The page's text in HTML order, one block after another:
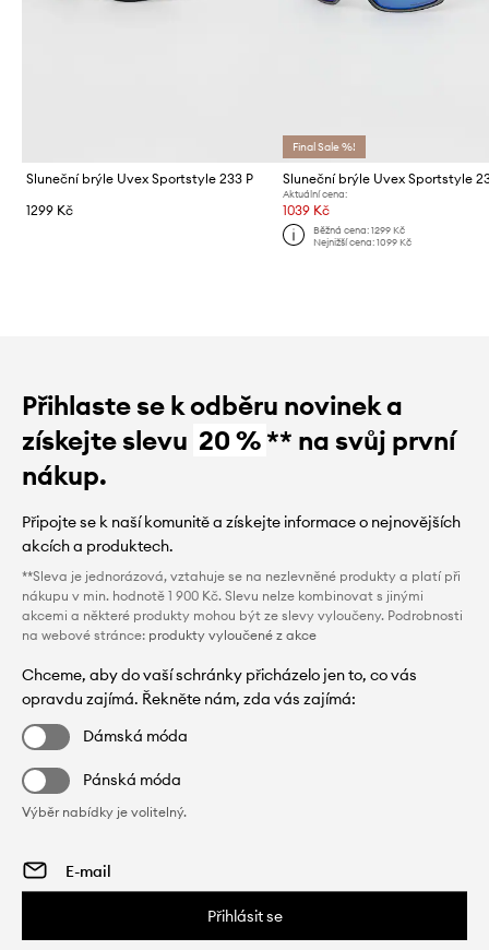
Sluneční brýle Uvex Sportstyle 233 P
1299 Kč
Final Sale %!
Sluneční brýle Uvex Sportstyle
Aktuální cena:
1039 Kč
Běžná cena: 1299 Kč
Nejnižší cena: 1099 Kč
Přihlaste se k odběru novinek a
získejte slevu 20 %** na svůj první
nákup.
Připojte se k naší komunitě a získejte informace o nejnovějších
akcích a produktech.
**Sleva je jednorázová, vztahuje se na nezlevněné produkty a platí při
nákupu v min. hodnotě 1 900 Kč. Slevu nelze kombinovat s jinými
akcemi a některé produkty mohou být ze slevy vyloučeny. Podrobnosti
na webové stránce: produkty vyloučené z akce
Chceme, aby do vaší schránky přicházelo jen to, co vás
opravdu zajímá. Řekněte nám, zda vás zajímá:
Dámská móda
Pánská móda
Výběr nabídky je volitelný.
Přihlásit se